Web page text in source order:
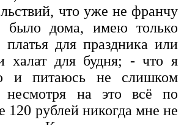
что уже не франчу
было дома, имею только
платья для праздника или
халат для будня; - что я
и питаюсь не слишком
на это всё по
120 рублей никогда мне не